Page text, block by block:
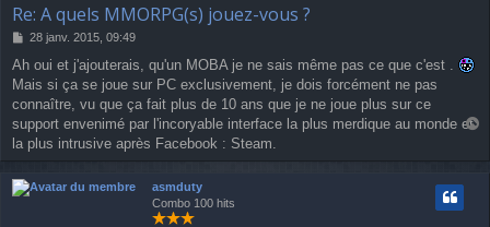
Re: A quels MMORPG(s) jouez-vous ?
M
s
s
a
g
e
28 janv. 2015, 09:49
Ah oui et j'ajouterais, qu'un MOBA je ne sais même pas ce que c'est .
Mais si ça se joue sur PC exclusivement, je dois forcément ne pas
connaître, vu que ça fait plus de 10 ans que je ne joue plus sur ce
support envenimé par l'incoryable interface la plus merdique au monde et
la plus intrusive après Facebook : Steam.
asmduty
Combo 100 hits